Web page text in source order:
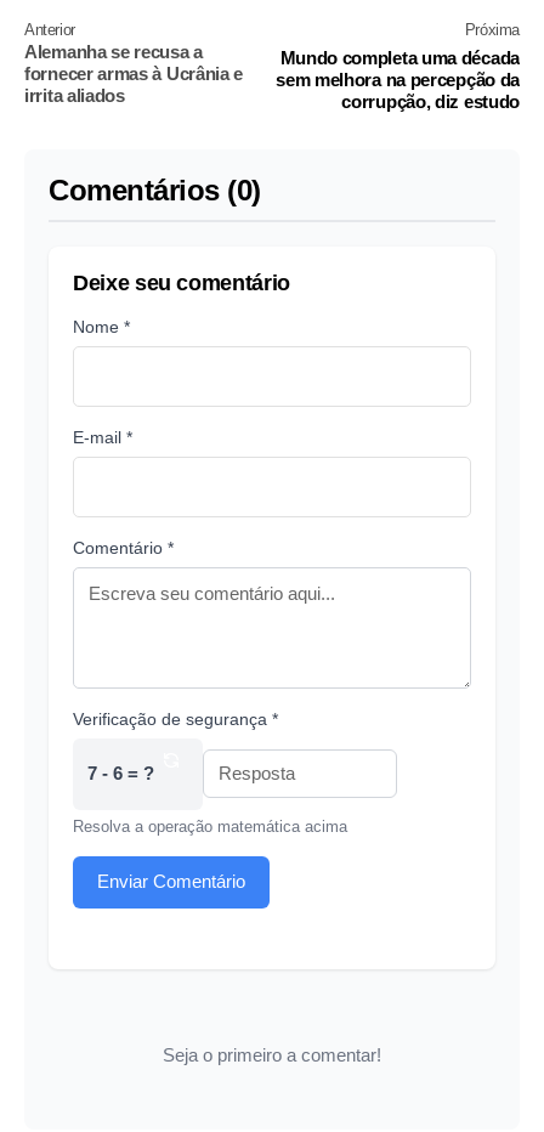
Anterior
Alemanha se recusa a
fornecer armas à Ucrânia e
irrita aliados
Próxima
Mundo completa uma década
sem melhora na percepção da
corrupção, diz estudo
Comentários (0)
Deixe seu comentário
Nome *
E-mail *
Comentário *
Verificação de segurança *
7 - 6 = ?
Resolva a operação matemática acima
Enviar Comentário
Seja o primeiro a comentar!